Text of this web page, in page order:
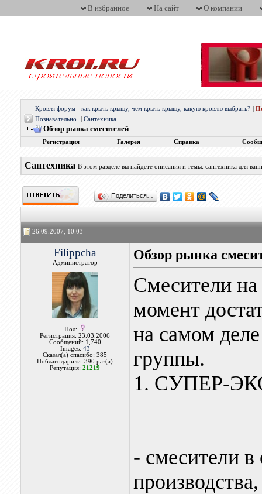
В избранное На сайт О компании
Кровля форум - как крыть крышу, чем крыть крышу, какую кровлю выбрать?
Познавательно.
Сантехника
Обзор рынка смесителей
Регистрация Галерея Справка
Сантехника В этом разделе вы найдете описания и темы: сантехника для
Поделиться…
26.09.2007, 10:03
Filippcha
Администратор
Пол:
Регистрация: 23.03.2006
Сообщений: 1,740
Images: 43
Сказал(а) спасибо: 385
Поблагодарили: 390 раз(а)
Репутация:21219
Обзор рынка
Смесители
момент
на самом
группы.
1. СУПЕР-
- смесители